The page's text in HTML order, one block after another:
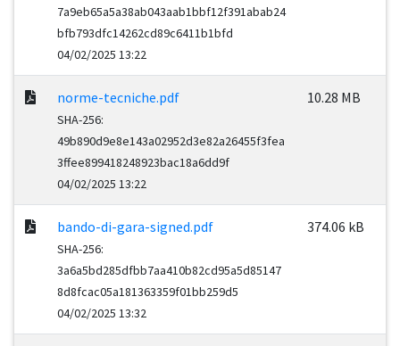
7a9eb65a5a38ab043aab1bbf12f391abab24
bfb793dfc14262cd89c6411b1bfd
04/02/2025 13:22
norme-tecniche.pdf
SHA-256:
49b890d9e8e143a02952d3e82a26455f3fea
3ffee899418248923bac18a6dd9f
04/02/2025 13:22
10.28 MB
bando-di-gara-signed.pdf
SHA-256:
3a6a5bd285dfbb7aa410b82cd95a5d85147
8d8fcac05a181363359f01bb259d5
04/02/2025 13:32
374.06 kB